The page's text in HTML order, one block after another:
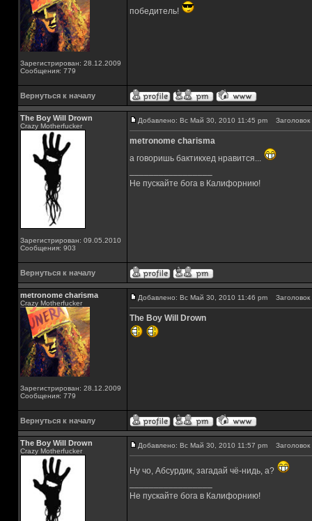
Зарегистрирован: 28.12.2009
Сообщения: 779
победитель!
Вернуться к началу
The Boy Will Drown
Crazy Motherfucker
Зарегистрирован: 09.05.2010
Сообщения: 903
Добавлено: Вс Май 30, 2010 11:45 pm
metronome charisma
а говоришь бактикхед нравится...
Не пускайте бога в Калифорнию!
Вернуться к началу
metronome charisma
Crazy Motherfucker
Зарегистрирован: 28.12.2009
Сообщения: 779
Добавлено: Вс Май 30, 2010 11:46 pm
The Boy Will Drown
Вернуться к началу
The Boy Will Drown
Crazy Motherfucker
Добавлено: Вс Май 30, 2010 11:57 pm
Ну чо, Абсурдик, загадай чё-нидь, а?
Не пускайте бога в Калифорнию!